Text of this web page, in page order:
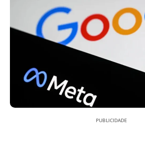
PUBLICIDADE